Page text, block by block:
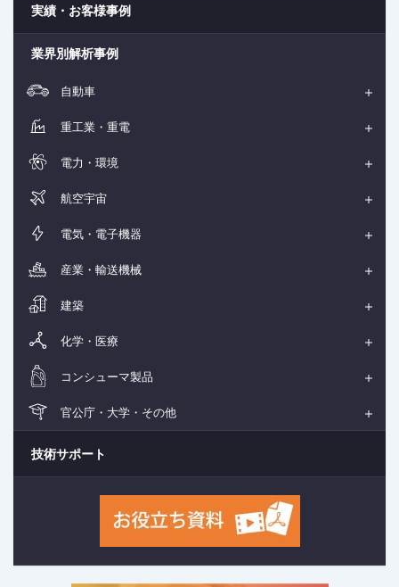
実績・お客様事例
業界別解析事例
自動車
重工業・重電
電力・環境
航空宇宙
電気・電子機器
産業・輸送機械
建築
化学・医療
コンシューマ製品
官公庁・大学・その他
技術サポート